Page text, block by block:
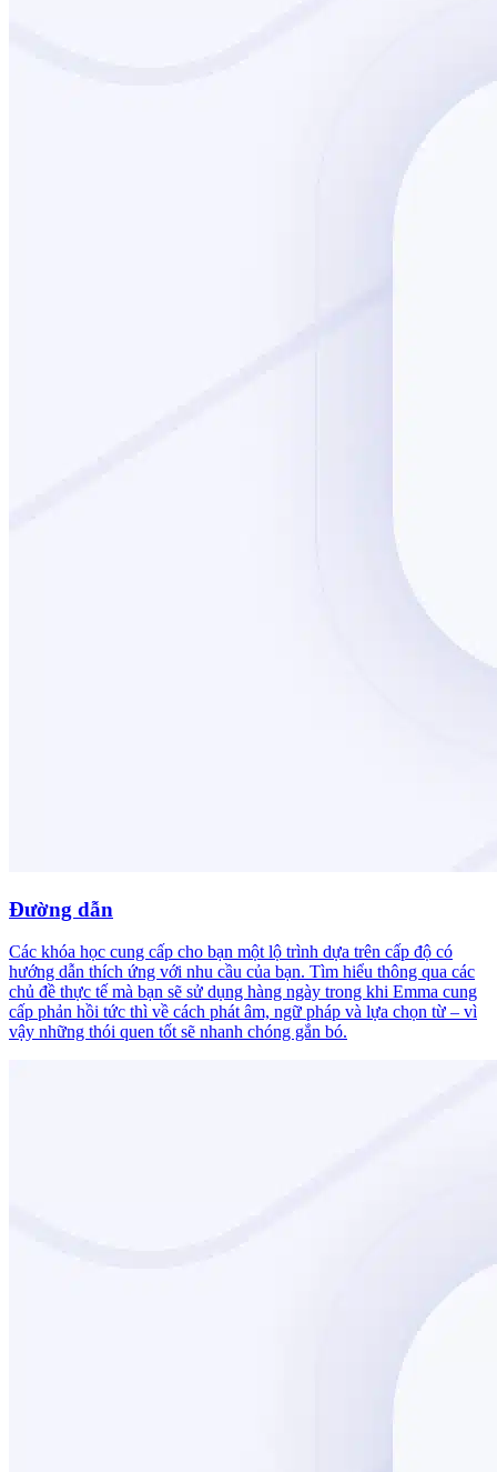
Đường dẫn
Các khóa học cung cấp cho bạn một lộ trình dựa trên cấp độ có
hướng dẫn thích ứng với nhu cầu của bạn. Tìm hiểu thông qua các
chủ đề thực tế mà bạn sẽ sử dụng hàng ngày trong khi Emma cung
cấp phản hồi tức thì về cách phát âm, ngữ pháp và lựa chọn từ – vì
vậy những thói quen tốt sẽ nhanh chóng gắn bó.